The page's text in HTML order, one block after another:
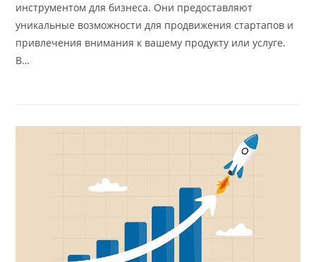
инструментом для бизнеса. Они предоставляют
уникальные возможности для продвижения стартапов и
привлечения внимания к вашему продукту или услуге.
В…